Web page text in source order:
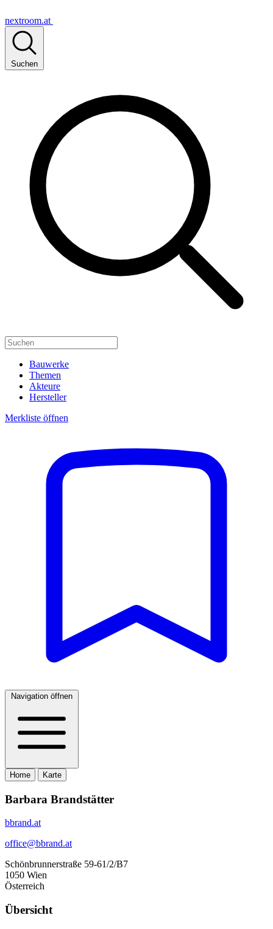
nextroom.at
Suchen
Bauwerke
Themen
Akteure
Hersteller
Merkliste öffnen
Navigation öffnen
Home Karte
Barbara Brandstätter
bbrand.at
office@bbrand.at
Schönbrunnerstraße 59-61/2/B7
1050 Wien
Österreich
Übersicht